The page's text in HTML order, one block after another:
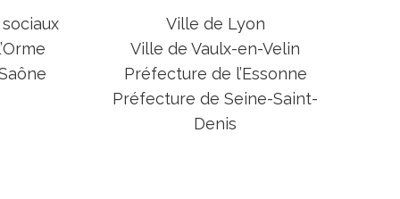
Ville de Lyon
Ville de Vaulx-en-Velin
Préfecture de l’Essonne
Préfecture de Seine-Saint-
Denis